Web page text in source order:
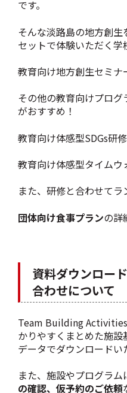
です。
そんな淡路島の地方創
セットで体験いただく学
教育向け地方創生セミナ
その他の教育向けプログ
がおすすめ！
教育向け体感型SDGs研
教育向け体感型タイムウ
また、研修と合わせてラ
団体向け食事プランの詳
資料ダウンロー
合わせについて
Team Building
かりやすくまとめた施
データでダウンロードい
また、施設やプログラム
の確認、仮予約のご依頼